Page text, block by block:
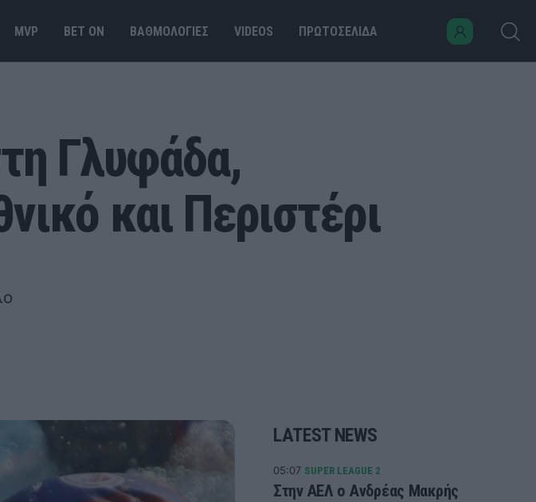
MVP BET ΟΝ ΒΑΘΜΟΛΟΓΙΕΣ VIDEOS ΠΡΩΤΟΣΕΛΙΔΑ
Γλυφάδα,
και Περιστέρι
LATEST NEWS
05:07 SUPER LEAGUE 2
Στην ΑΕΛ ο Ανδρέας Μακρής